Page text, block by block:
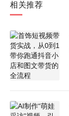
相关推荐